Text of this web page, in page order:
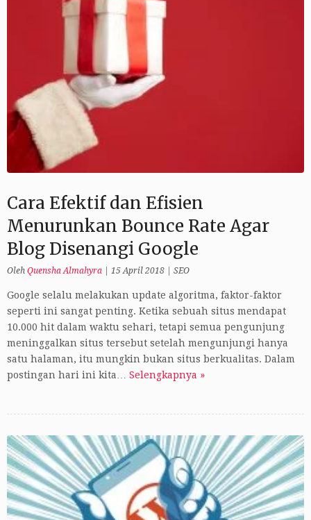
Cara Efektif dan Efisien
Menurunkan Bounce Rate Agar
Blog Disenangi Google
Oleh Quensha Almahyra 15 April 2018 SEO
Google selalu melakukan update algoritma, faktor-faktor
seperti ini sangat penting. Ketika sebuah situs mendapat
10.000 hit dalam waktu sehari, tetapi semua pengunjung
meninggalkan situs tersebut setelah mengunjungi hanya
satu halaman, itu mungkin bukan situs berkualitas. Dalam
postingan hari ini kita… Selengkapnya »